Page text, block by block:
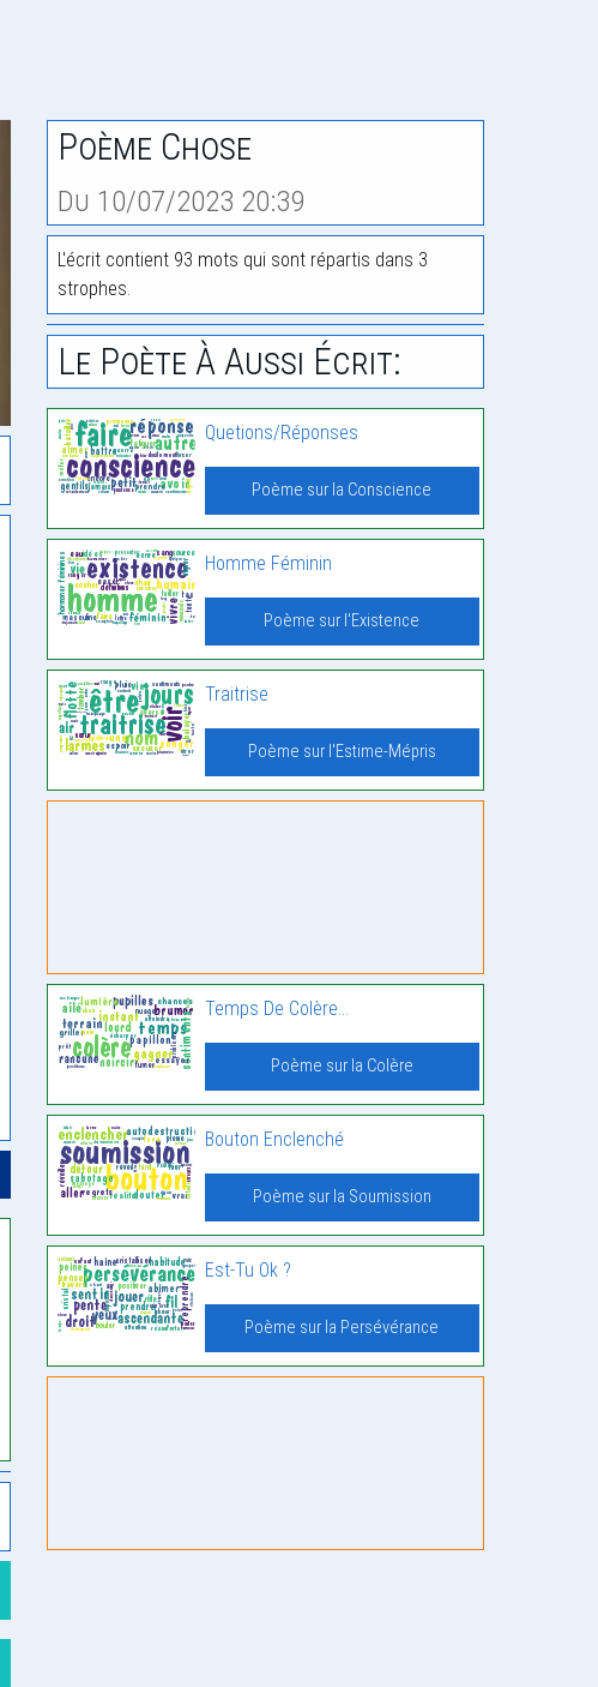
Poème Chose
Du 10/07/2023 20:39
L'écrit contient 93 mots qui sont répartis dans 3
strophes.
Le Poète À Aussi Écrit:
Quetions/Réponses
Poème sur la Conscience
Homme Féminin
Poème sur l'Existence
Traitrise
Poème sur l'Estime-Mépris
Temps De Colère…
Poème sur la Colère
Bouton Enclenché
Poème sur la Soumission
Est-Tu Ok ?
Poème sur la Persévérance